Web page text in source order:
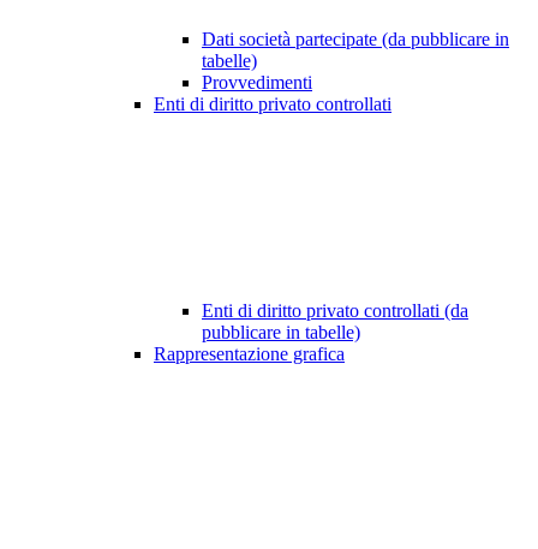
Dati società partecipate (da pubblicare in
tabelle)
Provvedimenti
Enti di diritto privato controllati
Enti di diritto privato controllati (da
pubblicare in tabelle)
Rappresentazione grafica